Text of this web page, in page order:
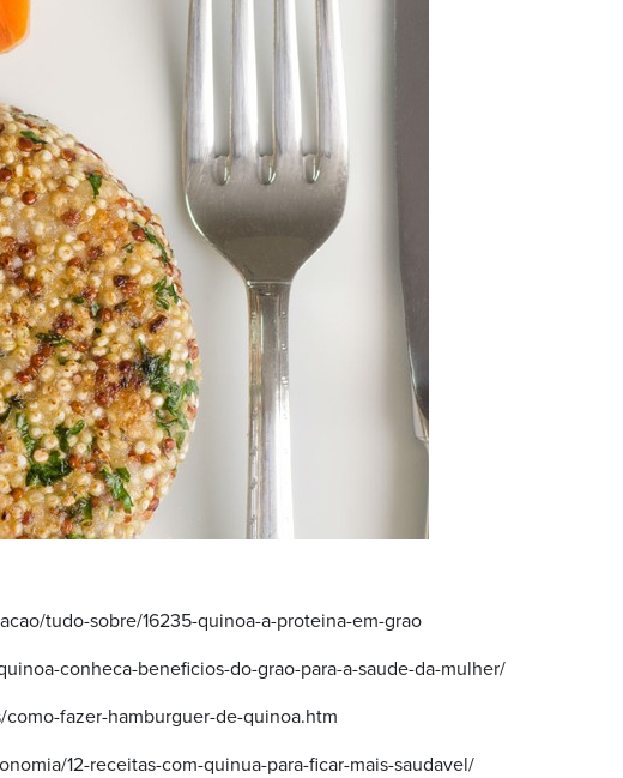
tudo-sobre/16235-quinoa-a-proteina-em-grao
conheca-beneficios-do-grao-para-a-saude-da-mulher/
fazer-hamburguer-de-quinoa.htm
12-receitas-com-quinua-para-ficar-mais-saudavel/